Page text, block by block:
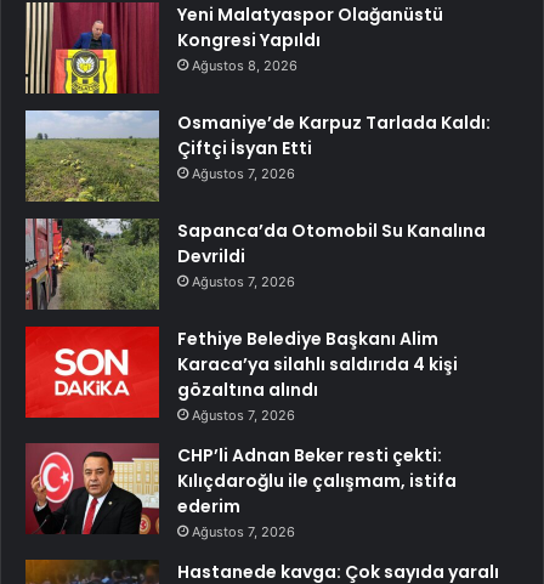
Yeni Malatyaspor Olağanüstü
Kongresi Yapıldı
Ağustos 8, 2026
Osmaniye’de Karpuz Tarlada Kaldı:
Çiftçi İsyan Etti
Ağustos 7, 2026
Sapanca’da Otomobil Su Kanalına
Devrildi
Ağustos 7, 2026
Fethiye Belediye Başkanı Alim
Karaca’ya silahlı saldırıda 4 kişi
gözaltına alındı
Ağustos 7, 2026
CHP’li Adnan Beker resti çekti:
Kılıçdaroğlu ile çalışmam, istifa
ederim
Ağustos 7, 2026
Hastanede kavga: Çok sayıda yaralı